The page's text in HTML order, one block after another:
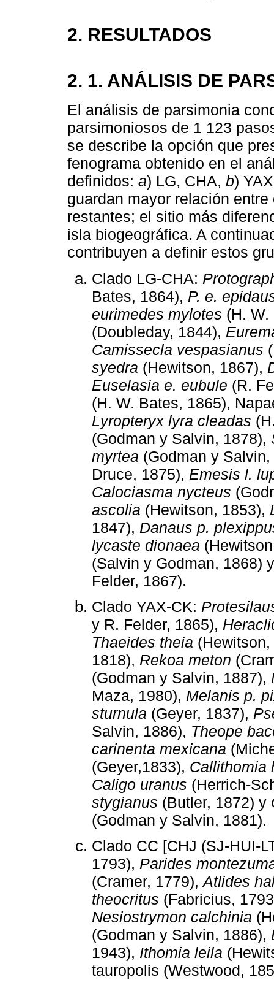
2. RESULTADOS
2. 1. ANÁLISIS DE
El análisis de parsimonia
parsimoniosos de 1 123
se describe la opción que
fenograma obtenido en el
definidos: a) LG, CHA, b)
guardan mayor relación
restantes; el sitio más
isla biogeográfica. A
contribuyen a definir estos
Clado LG-CHA:
Bates, 1864), P. e.
eurimedes mylotes (H.
(Doubleday, 1844),
Camissecla vespasianus
syedra (Hewitson, 1867),
Euselasia e. eubule (R.
(H. W. Bates, 1865),
Lyropteryx lyra cleadas
(Godman y Salvin, 1878),
myrtea (Godman y
Druce, 1875), Emesis l.
Calociasma nycteus
ascolia (Hewitson, 1853),
1847), Danaus p.
lycaste dionaea
(Salvin y Godman, 1868) y
Felder, 1867).
Clado YAX-CK:
y R. Felder, 1865),
Thaeides theia
1818), Rekoa meton
(Godman y Salvin, 1887),
Maza, 1980), Melanis p.
sturnula (Geyer, 1837),
Salvin, 1886), Theope
carinenta mexicana
(Geyer,1833), Callithomia
Caligo uranus (Herrich-
stygianus (Butler, 1872) y
(Godman y Salvin, 1881).
Clado CC [CHJ (SJ-HUI-
1793), Parides
(Cramer, 1779),Atlides
theocritus (Fabricius,
Nesiostrymon calchinia
(Godman y Salvin, 1886),
1943), Ithomia leila
tauropolis (Westwood,